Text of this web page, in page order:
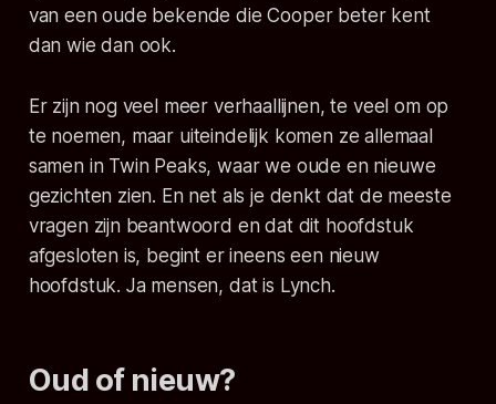
van een oude bekende die Cooper beter kent
dan wie dan ook.
Er zijn nog veel meer verhaallijnen, te veel om op
te noemen, maar uiteindelijk komen ze allemaal
samen in Twin Peaks, waar we oude en nieuwe
gezichten zien. En net als je denkt dat de meeste
vragen zijn beantwoord en dat dit hoofdstuk
afgesloten is, begint er ineens een nieuw
hoofdstuk. Ja mensen, dat is Lynch.
Oud of nieuw?